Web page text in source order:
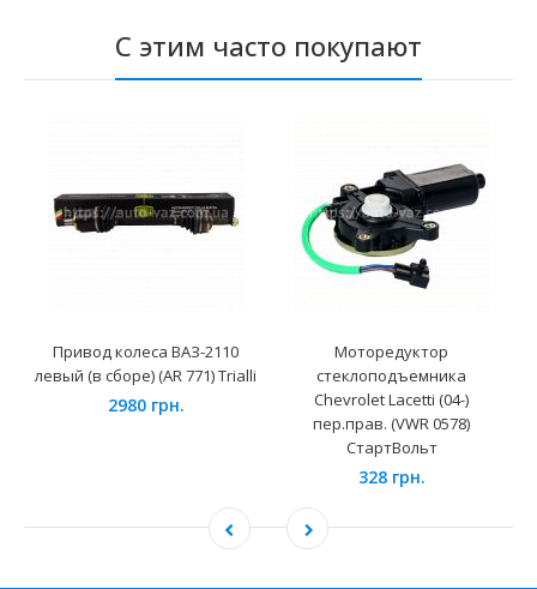
С этим часто покупают
Привод колеса ВАЗ-2110
левый (в сборе) (AR 771) Trialli
2980 грн.
Моторедуктор
стеклоподъемника
Chevrolet Lacetti (04-)
пер.прав. (VWR 0578)
СтартВольт
328 грн.